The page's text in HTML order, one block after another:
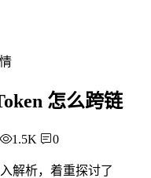
怎么跨链
1.5K 0
解析，着重探讨了